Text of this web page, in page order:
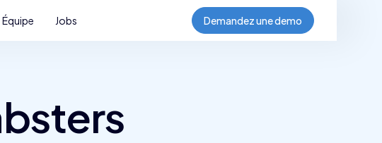
Équipe Jobs Demandez une demo